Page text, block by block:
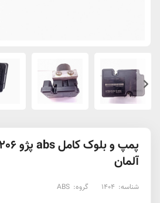
آلمان
شناسه: 1404 گروه: ABS